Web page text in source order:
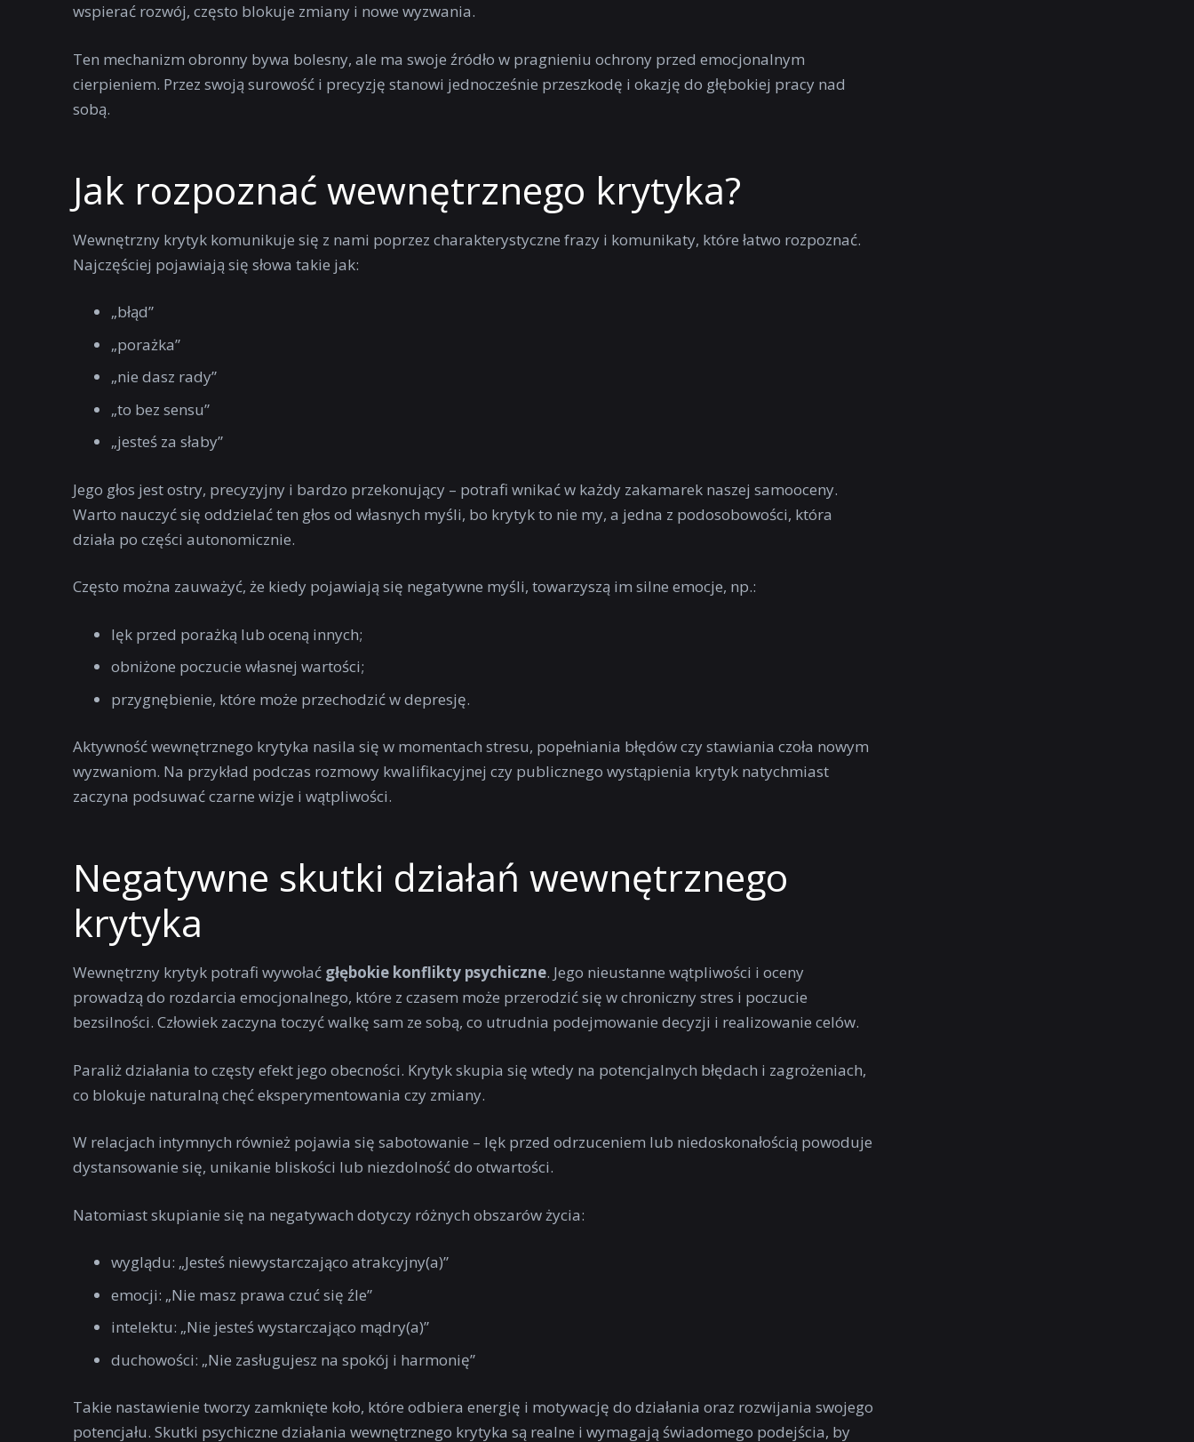
wspierać rozwój, często blokuje zmiany i nowe wyzwania.
Ten mechanizm obronny bywa bolesny, ale ma swoje źródło w pragnieniu ochrony przed emocjonalnym
cierpieniem. Przez swoją surowość i precyzję stanowi jednocześnie przeszkodę i okazję do głębokiej pracy nad
sobą.
Jak rozpoznać wewnętrznego krytyka?
Wewnętrzny krytyk komunikuje się z nami poprzez charakterystyczne frazy i komunikaty, które łatwo rozpoznać.
Najczęściej pojawiają się słowa takie jak:
„błąd”
„porażka”
„nie dasz rady”
„to bez sensu”
„jesteś za słaby”
Jego głos jest ostry, precyzyjny i bardzo przekonujący – potrafi wnikać w każdy zakamarek naszej samooceny.
Warto nauczyć się oddzielać ten głos od własnych myśli, bo krytyk to nie my, a jedna z podosobowości, która
działa po części autonomicznie.
Często można zauważyć, że kiedy pojawiają się negatywne myśli, towarzyszą im silne emocje, np.:
lęk przed porażką lub oceną innych;
obniżone poczucie własnej wartości;
przygnębienie, które może przechodzić w depresję.
Aktywność wewnętrznego krytyka nasila się w momentach stresu, popełniania błędów czy stawiania czoła nowym
wyzwaniom. Na przykład podczas rozmowy kwalifikacyjnej czy publicznego wystąpienia krytyk natychmiast
zaczyna podsuwać czarne wizje i wątpliwości.
Negatywne skutki działań wewnętrznego
krytyka
Wewnętrzny krytyk potrafi wywołać głębokie konflikty psychiczne. Jego nieustanne wątpliwości i oceny
prowadzą do rozdarcia emocjonalnego, które z czasem może przerodzić się w chroniczny stres i poczucie
bezsilności. Człowiek zaczyna toczyć walkę sam ze sobą, co utrudnia podejmowanie decyzji i realizowanie celów.
Paraliż działania to częsty efekt jego obecności. Krytyk skupia się wtedy na potencjalnych błędach i zagrożeniach,
co blokuje naturalną chęć eksperymentowania czy zmiany.
W relacjach intymnych również pojawia się sabotowanie – lęk przed odrzuceniem lub niedoskonałością powoduje
dystansowanie się, unikanie bliskości lub niezdolność do otwartości.
Natomiast skupianie się na negatywach dotyczy różnych obszarów życia:
wyglądu: „Jesteś niewystarczająco atrakcyjny(a)”
emocji: „Nie masz prawa czuć się źle”
intelektu: „Nie jesteś wystarczająco mądry(a)”
duchowości: „Nie zasługujesz na spokój i harmonię”
Takie nastawienie tworzy zamknięte koło, które odbiera energię i motywację do działania oraz rozwijania swojego
potencjału. Skutki psychiczne działania wewnętrznego krytyka są realne i wymagają świadomego podejścia, by